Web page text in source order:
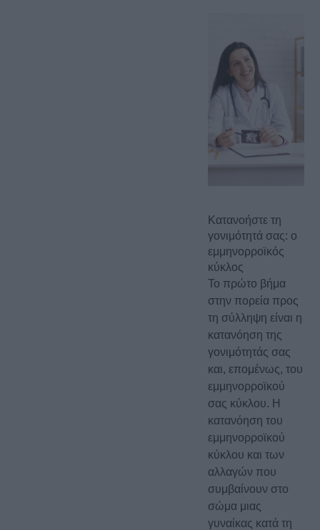
Κατανοήστε τη
γονιμότητά σας: ο
εμμηνορροϊκός
κύκλος
Το πρώτο βήμα
στην πορεία προς
τη σύλληψη είναι η
κατανόηση της
γονιμότητάς σας
και, επομένως, του
εμμηνορροϊκού
σας κύκλου. Η
κατανόηση του
εμμηνορροϊκού
κύκλου και των
αλλαγών που
συμβαίνουν στο
σώμα μιας
γυναίκας κατά τη